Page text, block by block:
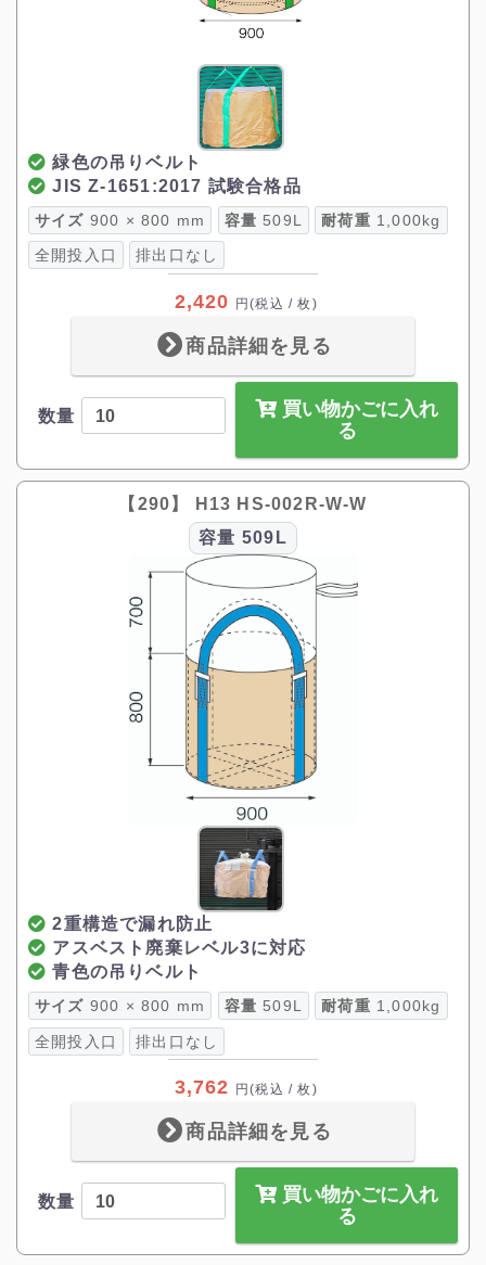
緑色の吊りベルト
JIS Z-1651:2017 試験合格品
サイズ 900 × 800 mm 容量 509L 耐荷重 1,000kg
全開投入口 排出口なし
2,420 円(税込 / 枚)
商品詳細を見る
数量
買い物かごに入れ
る
【290】 H13 HS-002R-W-W
容量 509L
2重構造で漏れ防止
アスベスト廃棄レベル3に対応
青色の吊りベルト
サイズ 900 × 800 mm 容量 509L 耐荷重 1,000kg
全開投入口 排出口なし
3,762 円(税込 / 枚)
商品詳細を見る
数量
買い物かごに入れ
る